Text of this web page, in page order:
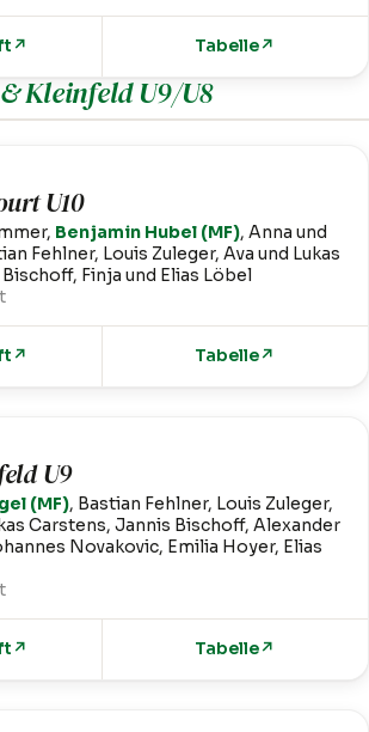
↗ Tabelle↗
Kleinfeld U9/U8
U10
Benjamin Hubel (MF), Anna und
Fehlner, Louis Zuleger, Ava und Lukas
Finja und Elias Löbel
↗ Tabelle↗
U9
(MF), Bastian Fehlner, Louis Zuleger,
Carstens, Jannis Bischoff, Alexander
Novakovic, Emilia Hoyer, Elias
↗ Tabelle↗